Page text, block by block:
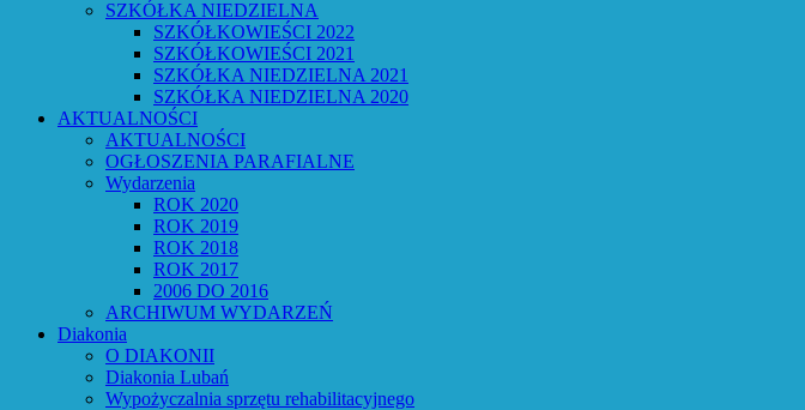
SZKÓŁKA NIEDZIELNA
SZKÓŁKOWIEŚCI 2022
SZKÓŁKOWIEŚCI 2021
SZKÓŁKA NIEDZIELNA 2021
SZKÓŁKA NIEDZIELNA 2020
AKTUALNOŚCI
AKTUALNOŚCI
OGŁOSZENIA PARAFIALNE
Wydarzenia
ROK 2020
ROK 2019
ROK 2018
ROK 2017
2006 DO 2016
ARCHIWUM WYDARZEŃ
Diakonia
O DIAKONII
Diakonia Lubań
Wypożyczalnia sprzętu rehabilitacyjnego